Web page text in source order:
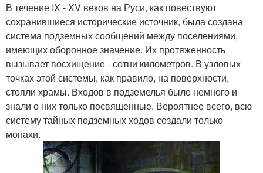
В течение IX - XV веков на Руси, как повествуют
сохранившиеся исторические источник, была создана
система подземных сообщений между поселениями,
имеющих оборонное значение. Их протяженность
вызывает восхищение - сотни километров. В узловых
точках этой системы, как правило, на поверхности,
стояли храмы. Входов в подземелья было немного и
знали о них только посвященные. Вероятнее всего, всю
систему тайных подземных ходов создали только
монахи.